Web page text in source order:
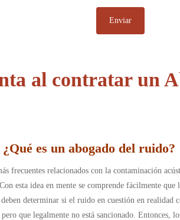
al contratar un
¿Qué es un abogado del ruido?
frecuentes relacionados con la contaminación
esta idea en mente se comprende fácilmente
determinar si el ruido en cuestión en
que legalmente no está sancionado. Entonces,